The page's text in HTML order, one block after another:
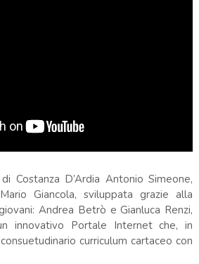
Costanza D’Ardia Antonio Simeone,
Giancola, sviluppata grazie alla
Andrea Betrò e Gianluca Renzi,
innovativo Portale Internet che, in
curriculum cartaceo con